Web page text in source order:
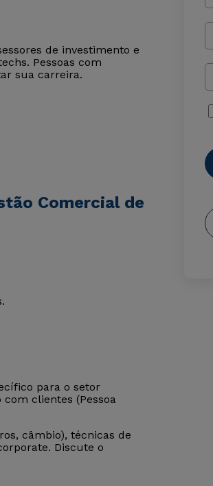
de investimento e
Pessoas com
sua carreira.
Comercial de
para o setor
clientes (Pessoa
câmbio), técnicas de
Discute o